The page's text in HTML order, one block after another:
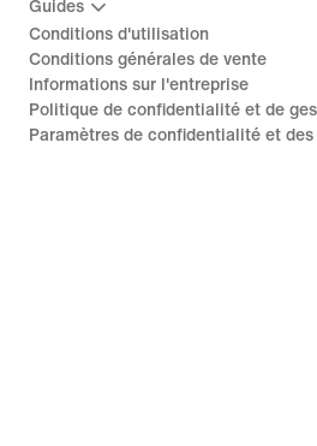
Guides
Conditions d'utilisation
Conditions générales de vente
Informations sur l'entreprise
Politique de confidentialité et de
Paramètres de confidentialité et